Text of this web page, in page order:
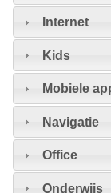
Internet
Kids
Mobiele
Navigatie
Office
Onderwijs